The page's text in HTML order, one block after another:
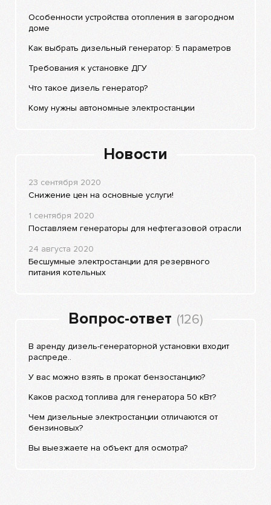
Особенности устройства отопления в загородном
доме
Как выбрать дизельный генератор: 5 параметров
Требования к установке ДГУ
Что такое дизель генератор?
Кому нужны автономные электростанции
Новости
23 сентября 2020
Снижение цен на основные услуги!
1 сентября 2020
Поставляем генераторы для нефтегазовой отрасли
24 августа 2020
Бесшумные электростанции для резервного
питания котельных
Вопрос-ответ (126)
В аренду дизель-генераторной установки входит
распреде..
У вас можно взять в прокат бензостанцию?
Каков расход топлива для генератора 50 кВт?
Чем дизельные электростанции отличаются от
бензиновых?
Вы выезжаете на объект для осмотра?